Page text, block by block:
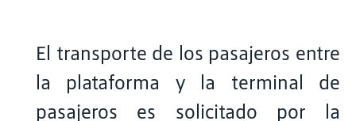
El transporte de los pasajeros entre
la plataforma y la terminal de
pasajeros es solicitado por la